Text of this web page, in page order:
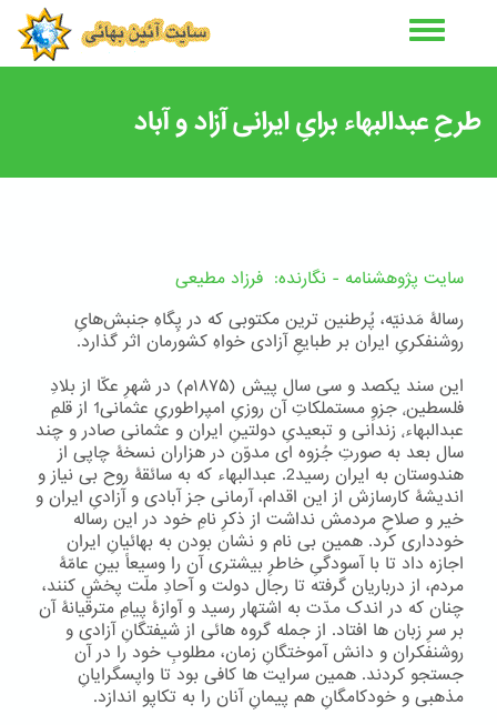
طرحِ عبدالبهاء برایِ ایرانی آزاد و آباد
سایت پژوهشنامه - نگارنده: فرزاد مطیعی
رسالۀ مَدنیّه، پُرطنین ترین مکتوبی که در پِگاهِ جنبش‌هایِ
روشنفکریِ ایران بر طبایعِ آزادی خواهِ کشورمان اثر گذارد.
این سند یکصد و سی سال پیش (۱۸۷۵م) در شهرِ عکّا از بلادِ
فلسطین٬ جزوِ مستملکاتِ آن روزیِ امپراطوریِ عثمانی1 از قلمِ
عبدالبهاء٬ زندانی و تبعیدیِ دولتینِ ایران و عثمانی صادر و چند
سال بعد به صورتِ جُزوه ای مدوّن در هزاران نسخۀ چاپی از
هندوستان به ایران رسید2. عبدالبهاء که به سائقۀ روح بی نیاز و
اندیشۀ کارسازش از این اقدام، آرمانی جز آبادی و آزادیِ ایران و
خیر و صلاحِ مردمش نداشت از ذکرِ نامِ خود در این رساله
خودداری کرد. همین بی نام و نشان بودن به بهائیانِ ایران
اجازه داد تا با آسودگیِ خاطرِ بیشتری آن را وسیعاً بینِ عامّۀ
مردم، از درباریان گرفته تا رجال دولت و آحادِ ملّت پخش کنند،
چنان که در اندک مدّت به اشتهار رسید و آوازۀ پیامِ مترقّیانۀ آن
بر سرِ زبان ها افتاد. از جمله گروه هائی از شیفتگانِ آزادی و
روشنفکران و دانش آموختگانِ زمان، مطلوبِ خود را در آن
جستجو کردند. همین سرایت ها کافی بود تا واپسگرایانِ
مذهبی و خودکامگانِ هم پیمانِ آنان را به تکاپو اندازد.